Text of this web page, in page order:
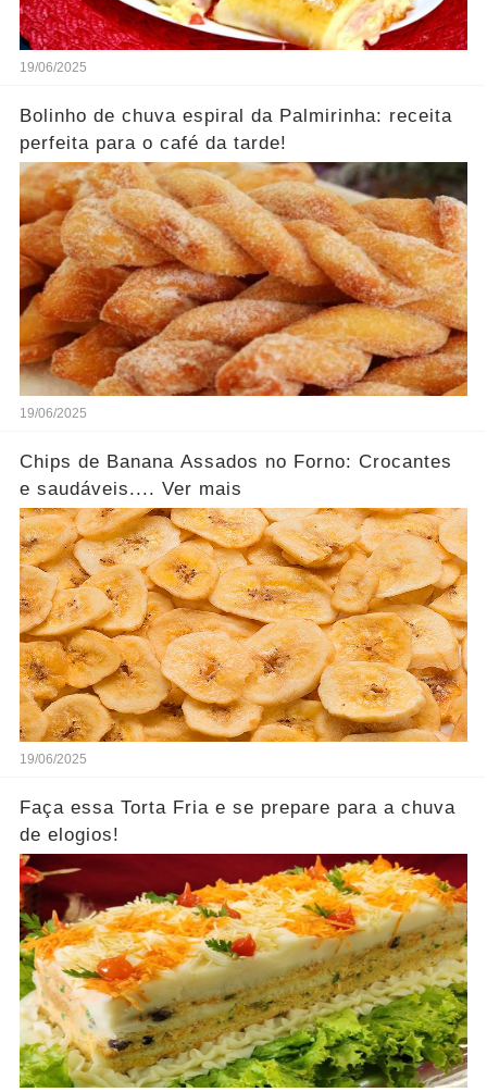
19/06/2025
Bolinho de chuva espiral da Palmirinha: receita
perfeita para o café da tarde!
19/06/2025
Chips de Banana Assados no Forno: Crocantes
e saudáveis.... Ver mais
19/06/2025
Faça essa Torta Fria e se prepare para a chuva
de elogios!